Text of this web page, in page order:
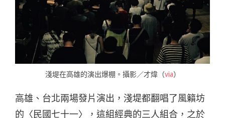
淺堤在高雄的演出爆棚。攝影／才煒（via）
高雄、台北兩場發片演出，淺堤都翻唱了風籟坊
的〈民國七十一〉，這組經典的三人組合，之於